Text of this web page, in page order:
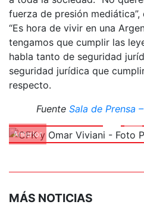
fuerza de presión mediática”,
“Es hora de vivir en una
tengamos que cumplir las
habla tanto de seguridad
seguridad jurídica que
respecto.
Fuente Sala de Prensa
Anterior
MÁS NOTICIAS